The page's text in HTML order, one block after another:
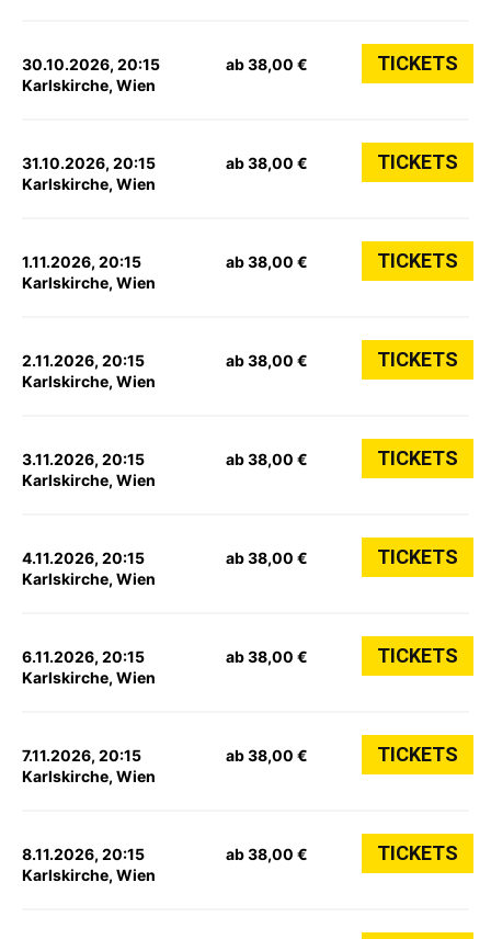
30.10.2026, 20:15
Karlskirche, Wien
ab 38,00 € TICKETS
31.10.2026, 20:15
Karlskirche, Wien
ab 38,00 € TICKETS
1.11.2026, 20:15
Karlskirche, Wien
ab 38,00 € TICKETS
2.11.2026, 20:15
Karlskirche, Wien
ab 38,00 € TICKETS
3.11.2026, 20:15
Karlskirche, Wien
ab 38,00 € TICKETS
4.11.2026, 20:15
Karlskirche, Wien
ab 38,00 € TICKETS
6.11.2026, 20:15
Karlskirche, Wien
ab 38,00 € TICKETS
7.11.2026, 20:15
Karlskirche, Wien
ab 38,00 € TICKETS
8.11.2026, 20:15
Karlskirche, Wien
ab 38,00 € TICKETS